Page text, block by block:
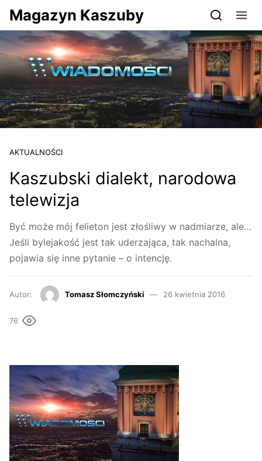
Przejdź do serwisu magazynkaszuby.pl
Magazyn Kaszuby
AKTUALNOŚCI
Kaszubski dialekt, narodowa
telewizja
Być może mój felieton jest złośliwy w nadmiarze, ale…
Jeśli bylejakość jest tak uderzająca, tak nachalna,
pojawia się inne pytanie – o intencję.
Autor: Tomasz Słomczyński 26 kwietnia 2016
76